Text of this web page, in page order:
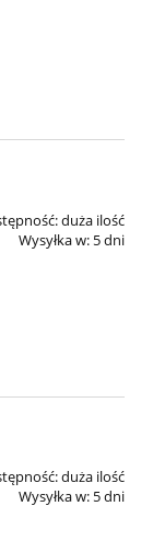
duża ilość
Wysyłka w: 5 dni
duża ilość
Wysyłka w: 5 dni